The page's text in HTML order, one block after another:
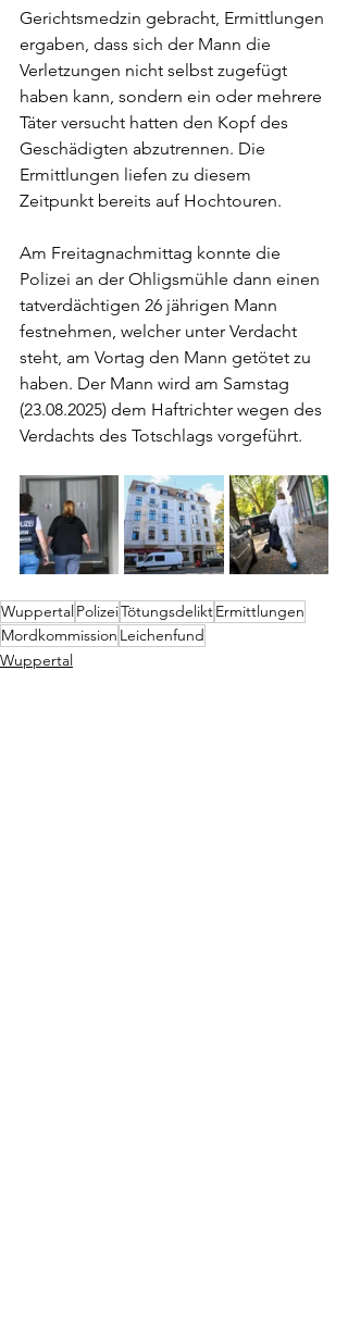
Gerichtsmedzin gebracht, Ermittlungen
ergaben, dass sich der Mann die
Verletzungen nicht selbst zugefügt
haben kann, sondern ein oder mehrere
Täter versucht hatten den Kopf des
Geschädigten abzutrennen. Die
Ermittlungen liefen zu diesem
Zeitpunkt bereits auf Hochtouren.
Am Freitagnachmittag konnte die
Polizei an der Ohligsmühle dann einen
tatverdächtigen 26 jährigen Mann
festnehmen, welcher unter Verdacht
steht, am Vortag den Mann getötet zu
haben. Der Mann wird am Samstag
(23.08.2025) dem Haftrichter wegen des
Verdachts des Totschlags vorgeführt.
WuppertalPolizeiTötungsdeliktErmittlungen
Mordkommission Leichenfund
Wuppertal